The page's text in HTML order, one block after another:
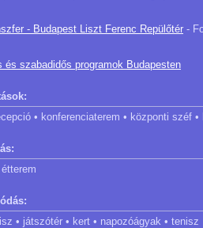
- Budapest Liszt Ferenc Repülőtér -
és szabadidős programok Budapesten
• konferenciaterem • központi széf
• játszótér • kert • napozóágyak • tenisz